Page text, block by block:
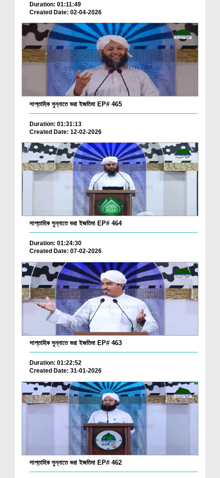
Duration: 01:11:49
Created Date: 02-04-2026
সাপ্তাহিক সুন্নাতে ভরা ইজতিমা EP# 465
Duration: 01:31:13
Created Date: 12-02-2026
সাপ্তাহিক সুন্নাতে ভরা ইজতিমা EP# 464
Duration: 01:24:30
Created Date: 07-02-2026
সাপ্তাহিক সুন্নাতে ভরা ইজতিমা EP# 463
Duration: 01:22:52
Created Date: 31-01-2026
সাপ্তাহিক সুন্নাতে ভরা ইজতিমা EP# 462